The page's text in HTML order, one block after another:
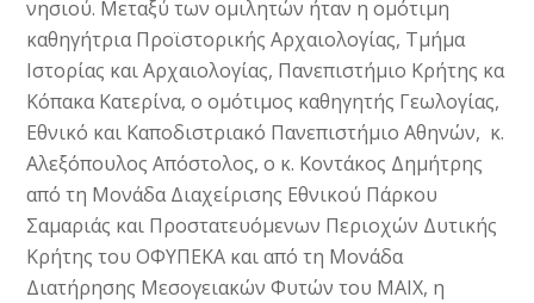
νησιού. Μεταξύ των ομιλητών ήταν η ομότιμη
καθηγήτρια Προϊστορικής Aρχαιολογίας, Tμήμα
Iστορίας και Aρχαιολογίας, Πανεπιστήμιο Kρήτης κα
Κόπακα Κατερίνα, ο ομότιμος καθηγητής Γεωλογίας,
Εθνικό και Καποδιστριακό Πανεπιστήμιο Αθηνών, κ.
Αλεξόπουλος Απόστολος, ο κ. Κοντάκος Δημήτρης
από τη Μονάδα Διαχείρισης Εθνικού Πάρκου
Σαμαριάς και Προστατευόμενων Περιοχών Δυτικής
Κρήτης του ΟΦΥΠΕΚΑ και από τη Μονάδα
Διατήρησης Μεσογειακών Φυτών του ΜΑΙΧ, η